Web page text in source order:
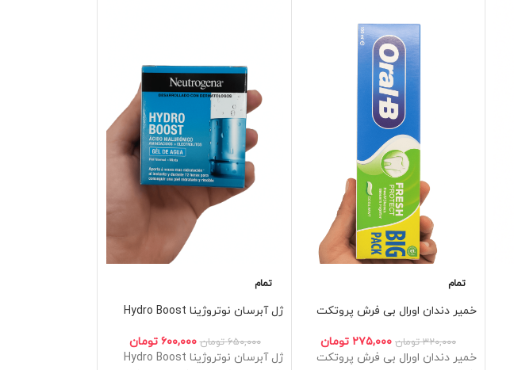
تمام
خمیر دندان اورال بی فرش پروتکت
۳۲۰,۰۰۰ تومان ۲۷۵,۰۰۰ تومان
خمیر دندان اورال بی فرش پروتکت
تمام
ژل آبرسان نوتروژینا Hydro Boost
۶۵۰,۰۰۰ تومان ۶۰۰,۰۰۰ تومان
ژل آبرسان نوتروژینا Hydro Boost